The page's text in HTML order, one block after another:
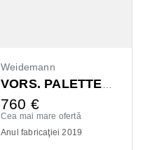
Weidemann
VORS. PALETTENGABEL 1200MM
760 €
Cea mai mare ofertă
Anul fabricaţiei 2019